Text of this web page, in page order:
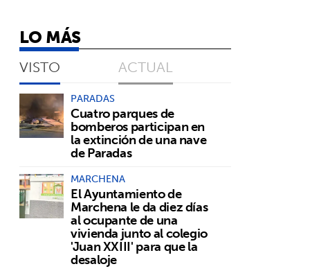
LO MÁS
VISTO ACTUAL
PARADAS
Cuatro parques de
bomberos participan en
la extinción de una nave
de Paradas
MARCHENA
El Ayuntamiento de
Marchena le da diez días
al ocupante de una
vivienda junto al colegio
'Juan XXIII' para que la
desaloje